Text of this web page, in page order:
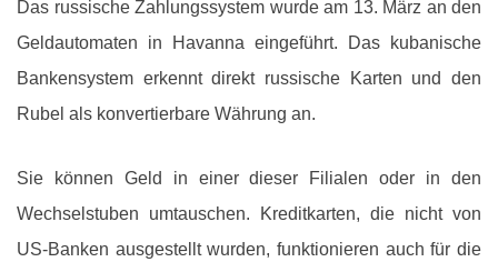
Das russische Zahlungssystem wurde am 13. März an den
Geldautomaten in Havanna eingeführt. Das kubanische
Bankensystem erkennt direkt russische Karten und den
Rubel als konvertierbare Währung an.
Sie können Geld in einer dieser Filialen oder in den
Wechselstuben umtauschen. Kreditkarten, die nicht von
US-Banken ausgestellt wurden, funktionieren auch für die